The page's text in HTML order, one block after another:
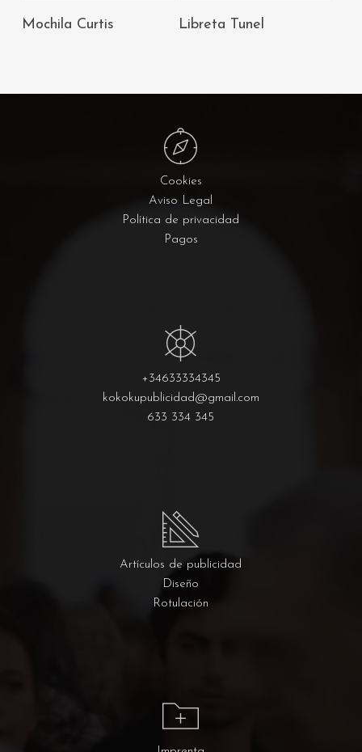
AÑADIR AL
Mochila Curtis
AÑADIR AL
Libreta Tunel
Cookies
Aviso Legal
Política de privacidad
Pagos
+34633334345
kokokupublicidad@gmail.com
633 334 345
Artículos de publicidad
Diseño
Rotulación